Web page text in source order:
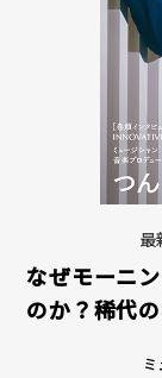
最
なぜモーニ
のか？稀代